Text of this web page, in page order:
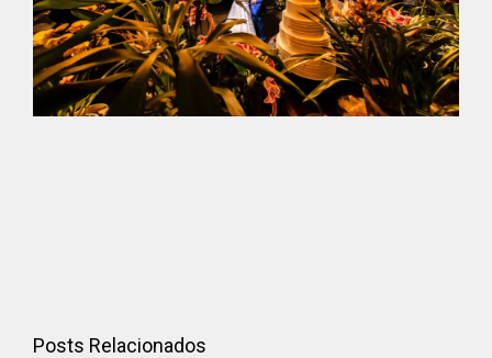
Posts Relacionados